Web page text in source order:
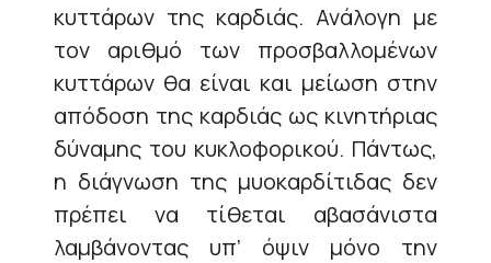
κυττάρων της καρδιάς. Ανάλογη με
τον αριθμό των προσβαλλομένων
κυττάρων θα είναι και μείωση στην
απόδοση της καρδιάς ως κινητήριας
δύναμης του κυκλοφορικού. Πάντως,
η διάγνωση της μυοκαρδίτιδας δεν
πρέπει να τίθεται αβασάνιστα
λαμβάνοντας υπ’ όψιν μόνο την